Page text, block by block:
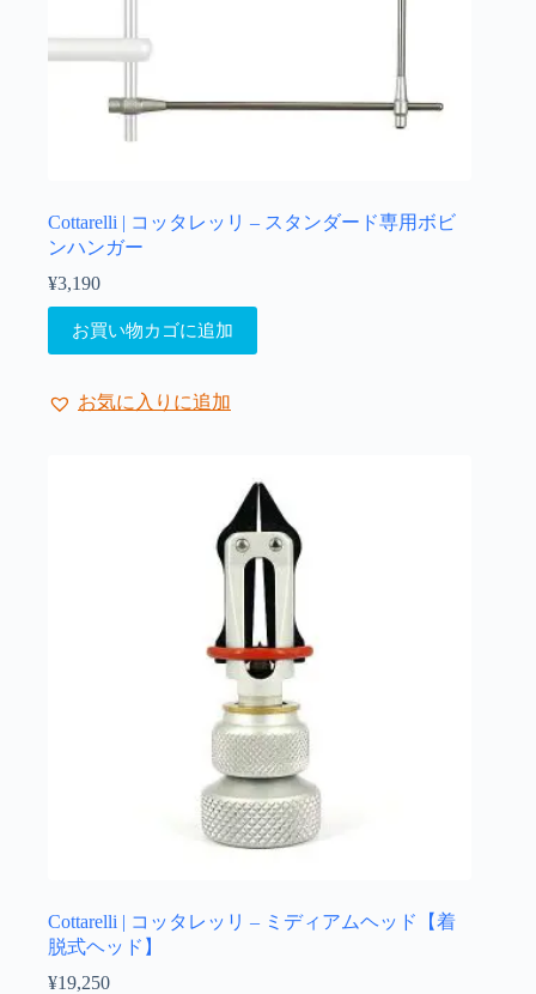
Cottarelli | コッタレッリ – スタンダード専用ボビ
ンハンガー
¥3,190
お買い物カゴに追加
お気に入りに追加
Cottarelli | コッタレッリ – ミディアムヘッド【着
脱式ヘッド】
¥19,250